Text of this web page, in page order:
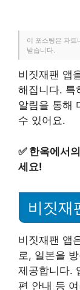
이 포스팅은 파트
받습니다.
비짓재팬 앱
해집니다. 특
알림을 통해
수 있어요.
✅ 한옥에서
세요!
비짓재
비짓재팬 앱
로, 일본을
제공합니다.
편 안내 등